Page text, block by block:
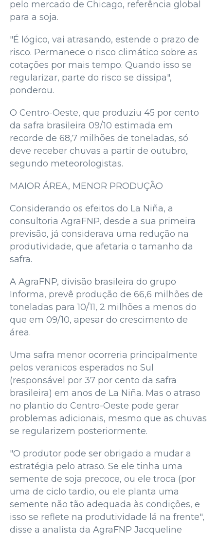
pelo mercado de Chicago, referência global
para a soja.
"É lógico, vai atrasando, estende o prazo de
risco. Permanece o risco climático sobre as
cotações por mais tempo. Quando isso se
regularizar, parte do risco se dissipa",
ponderou.
O Centro-Oeste, que produziu 45 por cento
da safra brasileira 09/10 estimada em
recorde de 68,7 milhões de toneladas, só
deve receber chuvas a partir de outubro,
segundo meteorologistas.
MAIOR ÁREA, MENOR PRODUÇÃO
Considerando os efeitos do La Niña, a
consultoria AgraFNP, desde a sua primeira
previsão, já considerava uma redução na
produtividade, que afetaria o tamanho da
safra.
A AgraFNP, divisão brasileira do grupo
Informa, prevê produção de 66,6 milhões de
toneladas para 10/11, 2 milhões a menos do
que em 09/10, apesar do crescimento de
área.
Uma safra menor ocorreria principalmente
pelos veranicos esperados no Sul
(responsável por 37 por cento da safra
brasileira) em anos de La Niña. Mas o atraso
no plantio do Centro-Oeste pode gerar
problemas adicionais, mesmo que as chuvas
se regularizem posteriormente.
"O produtor pode ser obrigado a mudar a
estratégia pelo atraso. Se ele tinha uma
semente de soja precoce, ou ele troca (por
uma de ciclo tardio, ou ele planta uma
semente não tão adequada às condições, e
isso se reflete na produtividade lá na frente",
disse a analista da AgraFNP Jacqueline